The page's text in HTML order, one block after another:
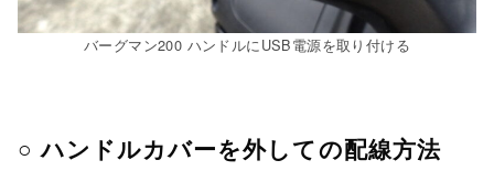
バーグマン200 ハンドルにUSB電源を取り付ける
○ ハンドルカバーを外しての配線方法